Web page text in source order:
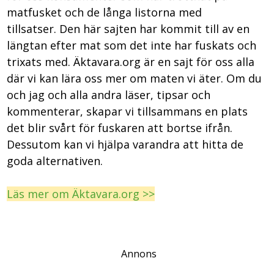
matfusket och de långa listorna med
tillsatser. Den här sajten har kommit till av en
längtan efter mat som det inte har fuskats och
trixats med. Äktavara.org är en sajt för oss alla
där vi kan lära oss mer om maten vi äter. Om du
och jag och alla andra läser, tipsar och
kommenterar, skapar vi tillsammans en plats
det blir svårt för fuskaren att bortse ifrån.
Dessutom kan vi hjälpa varandra att hitta de
goda alternativen.
Läs mer om Äktavara.org >>
Annons